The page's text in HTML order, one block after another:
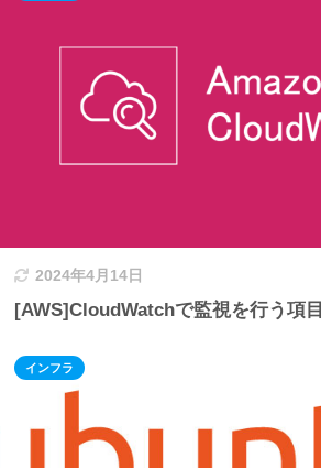
2024年4月14日
[AWS]CloudWatchで監視を行う項目
インフラ